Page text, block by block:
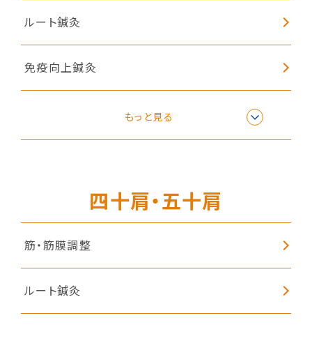
ルート鍼灸
免疫向上鍼灸
もっと見る
四十肩・五十肩
筋・筋膜調整
ルート鍼灸